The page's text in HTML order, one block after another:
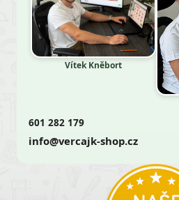
Vítek Kněbort
601 282 179
info@vercajk-shop.cz